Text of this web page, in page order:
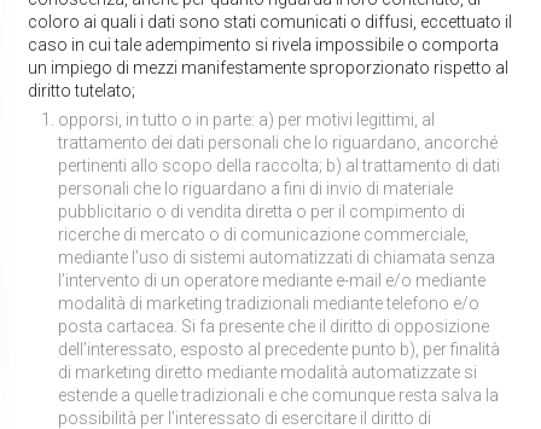
coloro ai quali i dati sono stati comunicati o diffusi, eccettuato il
caso in cui tale adempimento si rivela impossibile o comporta
un impiego di mezzi manifestamente sproporzionato rispetto al
diritto tutelato;
opporsi, in tutto o in parte: a) per motivi legittimi, al
trattamento dei dati personali che lo riguardano, ancorché
pertinenti allo scopo della raccolta; b) al trattamento di dati
personali che lo riguardano a fini di invio di materiale
pubblicitario o di vendita diretta o per il compimento di
ricerche di mercato o di comunicazione commerciale,
mediante l’uso di sistemi automatizzati di chiamata senza
l’intervento di un operatore mediante e-mail e/o mediante
modalità di marketing tradizionali mediante telefono e/o
posta cartacea. Si fa presente che il diritto di opposizione
dell’interessato, esposto al precedente punto b), per finalità
di marketing diretto mediante modalità automatizzate si
estende a quelle tradizionali e che comunque resta salva la
possibilità per l’interessato di esercitare il diritto di